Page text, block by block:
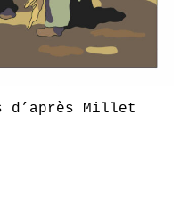
d’après Millet